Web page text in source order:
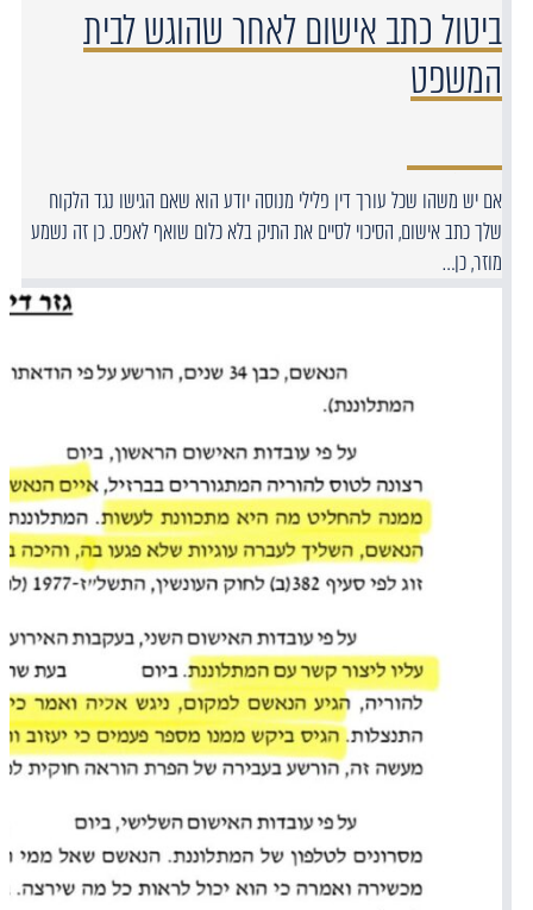
ביטול כתב אישום לאחר שהוגש לבית
המשפט
אם יש משהו שכל עורך דין פלילי מנוסה יודע הוא שאם הגישו נגד הלקוח
שלך כתב אישום, הסיכוי לסיים את התיק בלא כלום שואף לאפס. כן זה נשמע
מוזר, כן…